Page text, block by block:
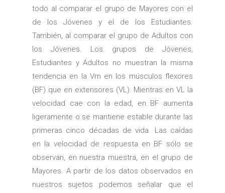
todo al comparar el grupo de Mayores con el
de los Jóvenes y el de los Estudiantes.
También, al comparar el grupo de Adultos con
los Jóvenes. Los grupos de Jóvenes,
Estudiantes y Adultos no muestran la misma
tendencia en la Vrn en los músculos flexores
(BF) que en extensores (VL). Mientras en VL la
velocidad cae con la edad, en BF aumenta
ligeramente o se mantiene estable durante las
primeras cinco décadas de vida. Las caídas
en la velocidad de respuesta en BF sólo se
observan, en nuestra muestra, en el grupo de
Mayores. A partir de los datos observados en
nuestros sujetos podemos señalar que el